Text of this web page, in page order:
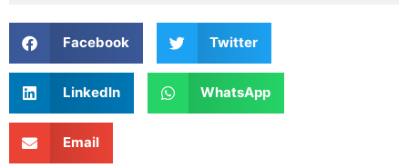
Facebook Twitter
LinkedIn WhatsApp
Email